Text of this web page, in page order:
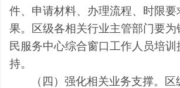
件、申请材料、办理流程、时限要
果。区级各相关行业主管部门要为
民服务中心综合窗口工作人员培训
持。
（四）强化相关业务支撑。
区